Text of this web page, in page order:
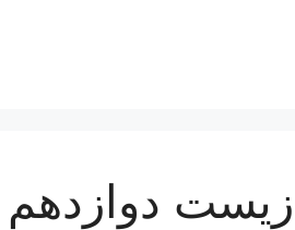
زیست دوازدهم